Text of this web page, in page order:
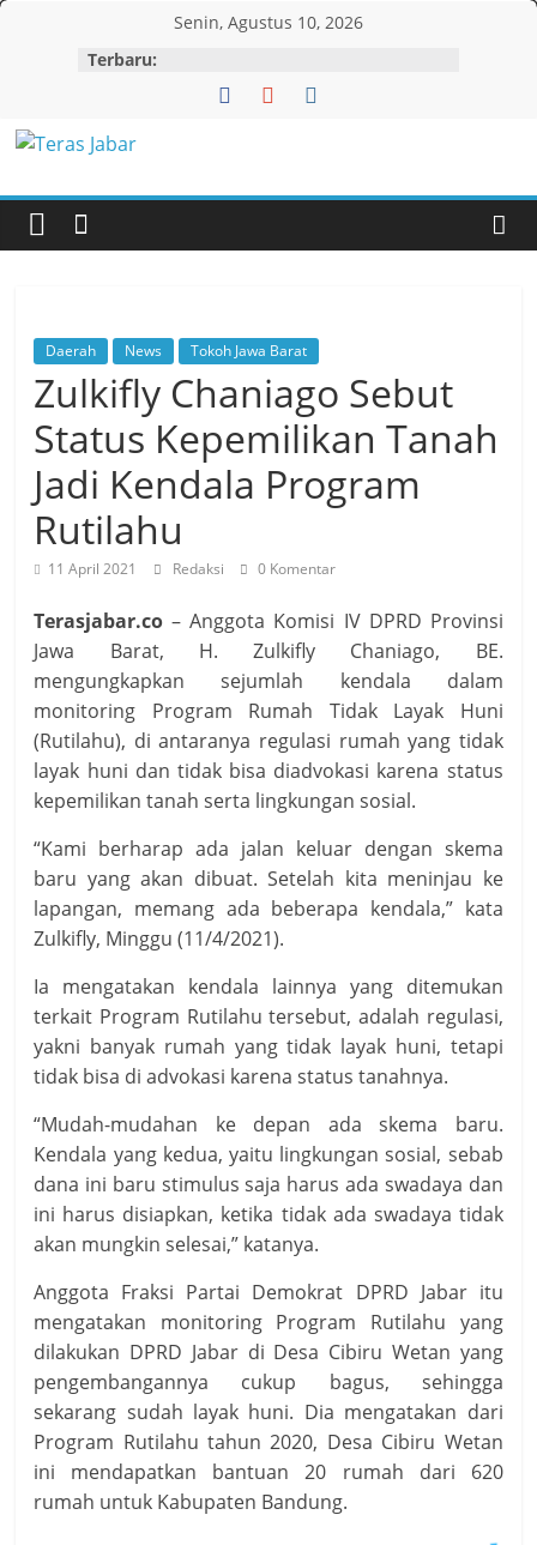
Skip
Senin, Agustus 10, 2026
Terbaru:
Teras
Jabar
Daerah News Tokoh Jawa Barat
Zulkifly Chaniago Sebut
Status Kepemilikan Tanah
Jadi Kendala Program
Rutilahu
11 April 2021 Redaksi 0 Komentar
Terasjabar.co – Anggota Komisi IV DPRD Provinsi
Jawa Barat, H. Zulkifly Chaniago, BE.
mengungkapkan sejumlah kendala dalam
monitoring Program Rumah Tidak Layak Huni
(Rutilahu), di antaranya regulasi rumah yang tidak
layak huni dan tidak bisa diadvokasi karena status
kepemilikan tanah serta lingkungan sosial.
“Kami berharap ada jalan keluar dengan skema
baru yang akan dibuat. Setelah kita meninjau ke
lapangan, memang ada beberapa kendala,” kata
Zulkifly, Minggu (11/4/2021).
Ia mengatakan kendala lainnya yang ditemukan
terkait Program Rutilahu tersebut, adalah regulasi,
yakni banyak rumah yang tidak layak huni, tetapi
tidak bisa di advokasi karena status tanahnya.
“Mudah-mudahan ke depan ada skema baru.
Kendala yang kedua, yaitu lingkungan sosial, sebab
dana ini baru stimulus saja harus ada swadaya dan
ini harus disiapkan, ketika tidak ada swadaya tidak
akan mungkin selesai,” katanya.
Anggota Fraksi Partai Demokrat DPRD Jabar itu
mengatakan monitoring Program Rutilahu yang
dilakukan DPRD Jabar di Desa Cibiru Wetan yang
pengembangannya cukup bagus, sehingga
sekarang sudah layak huni. Dia mengatakan dari
Program Rutilahu tahun 2020, Desa Cibiru Wetan
ini mendapatkan bantuan 20 rumah dari 620
rumah untuk Kabupaten Bandung.